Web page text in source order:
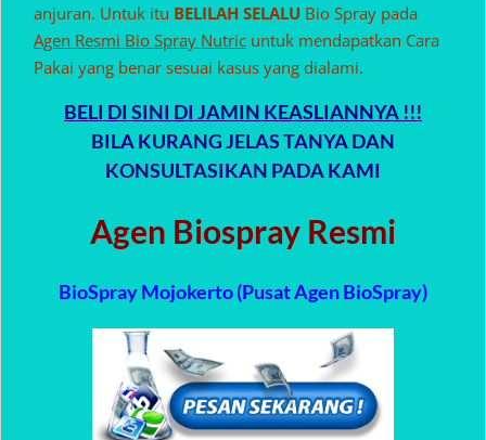
anjuran. Untuk itu BELILAH SELALU Bio Spray pada
Agen Resmi Bio Spray Nutric untuk mendapatkan Cara
Pakai yang benar sesuai kasus yang dialami.
BELI DI SINI DI JAMIN KEASLIANNYA !!!
BILA KURANG JELAS TANYA DAN
KONSULTASIKAN PADA KAMI
Agen Biospray Resmi
BioSpray Mojokerto (Pusat Agen BioSpray)